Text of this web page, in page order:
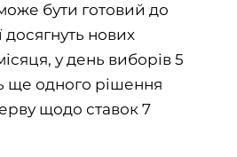
бути готовий до
досягнуть нових
у день виборів 5
ще одного рішення
щодо ставок 7